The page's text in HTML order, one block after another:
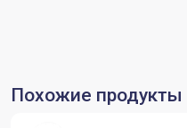
Похожие продукты